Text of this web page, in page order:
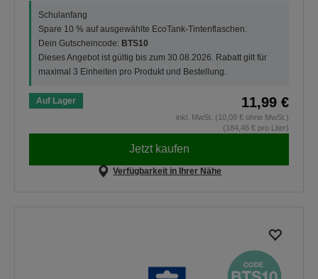
Schulanfang
Spare 10 % auf ausgewählte EcoTank-Tintenflaschen.
Dein Gutscheincode: BTS10
Dieses Angebot ist gültig bis zum 30.08.2026. Rabatt gilt für
maximal 3 Einheiten pro Produkt und Bestellung.
Auf Lager 11,99 €
inkl. MwSt. (10,08 € ohne MwSt.)
(184,46 € pro Liter)
Jetzt kaufen
Verfügbarkeit in Ihrer Nähe